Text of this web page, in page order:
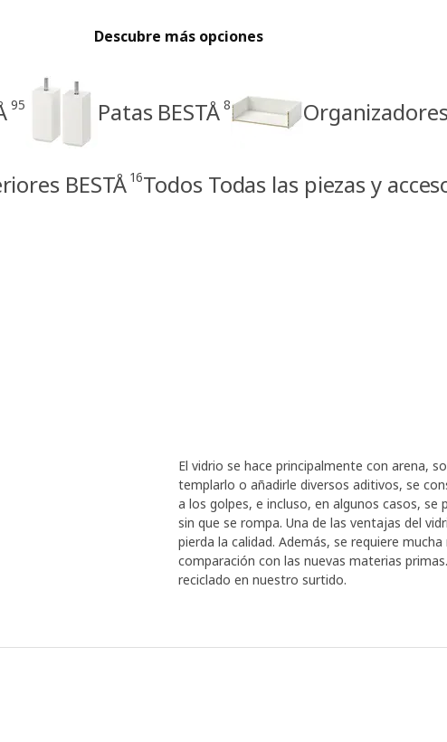
Descubre más opciones
95 Patas BESTÅ 8
BESTÅ 16Todos Todas las piezas y
El vidrio se hace principalmente con arena,
templarlo o añadirle diversos aditivos, se
a los golpes, e incluso, en algunos casos,
sin que se rompa. Una de las ventajas del
pierda la calidad. Además, se requiere
comparación con las nuevas materias
reciclado en nuestro surtido.